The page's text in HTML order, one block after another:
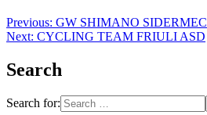
Previous: GW SHIMANO SIDERMEC
Next: CYCLING TEAM FRIULI ASD
Search
Search for: